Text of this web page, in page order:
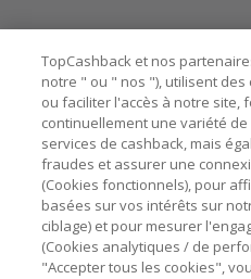
Astuces pour
A propos de
Contactez-nous
TopCashback et nos
notre " ou " nos "), utilisent
ou faciliter l'accès à notre site,
continuellement une variété
services de cashback, mais
fraudes et assurer une
(Cookies fonctionnels), pour
basées sur vos intérêts sur
ciblage) et pour mesurer
(Cookies analytiques / de
"Accepter tous les cookies",